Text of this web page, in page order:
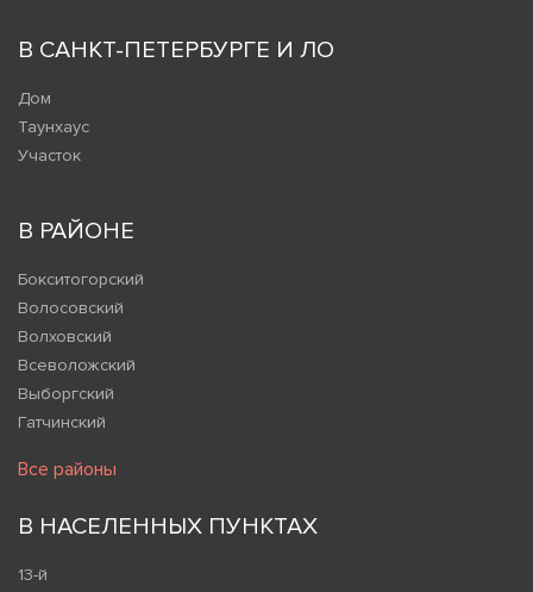
В САНКТ-ПЕТЕРБУРГЕ И ЛО
Дом
Таунхаус
Участок
В РАЙОНЕ
Бокситогорский
Волосовский
Волховский
Всеволожский
Выборгский
Гатчинский
Все районы
В НАСЕЛЕННЫХ ПУНКТАХ
13-й